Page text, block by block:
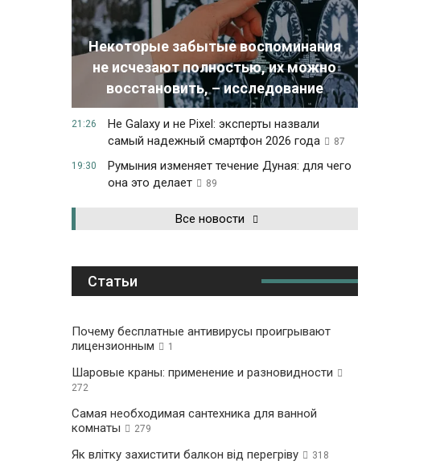
Некоторые забытые воспоминания
не исчезают полностью, их можно
восстановить, – исследование
21:26
Не Galaxy и не Pixel: эксперты назвали
самый надежный смартфон 2026 года
87
19:30
Румыния изменяет течение Дуная: для чего
она это делает
89
Все новости
Статьи
Почему бесплатные антивирусы проигрывают
лицензионным
1
Шаровые краны: применение и разновидности
272
Самая необходимая сантехника для ванной
комнаты
279
Як влітку захистити балкон від перегріву 318